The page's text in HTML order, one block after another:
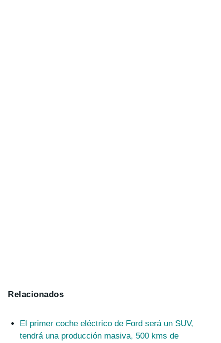
Relacionados
El primer coche eléctrico de Ford será un SUV,
tendrá una producción masiva, 500 kms de